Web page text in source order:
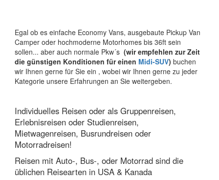
Egal ob es einfache Economy Vans, ausgebaute Pickup Van
Camper oder hochmoderne Motorhomes bis 36ft sein
sollen... aber auch normale Pkw´s (wir empfehlen zur Zeit
die günstigen Konditionen für einen Midi-SUV) buchen
wir Ihnen gerne für Sie ein , wobei wir Ihnen gerne zu jeder
Kategorie unsere Erfahrungen an Sie weitergeben.
Individuelles Reisen oder als Gruppenreisen,
Erlebnisreisen oder Studienreisen,
Mietwagenreisen, Busrundreisen oder
Motorradreisen!
Reisen mit Auto-, Bus-, oder Motorrad sind die
üblichen Reisearten in USA & Kanada